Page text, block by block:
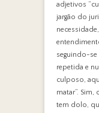
adjetivos
jargão do
seguindo-se
repetida e
culposo,
matar”.
tem dolo,